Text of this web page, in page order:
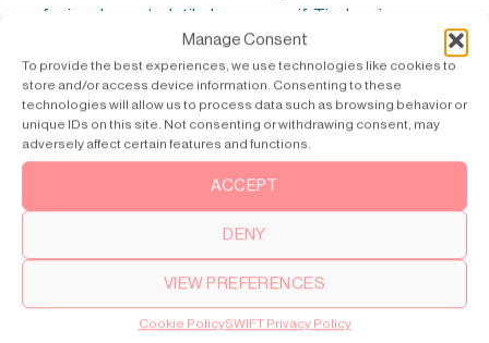
Manage Consent
To provide the best experiences, we use technologies like cookies to
store and/or access device information. Consenting to these
technologies will allow us to process data such as browsing behavior or
unique IDs on this site. Not consenting or withdrawing consent, may
adversely affect certain features and functions.
ACCEPT
DENY
VIEW PREFERENCES
Cookie PolicySWIFT Privacy Policy
profesional yang terlatih dan responsif. Tim kami
berkomitmen memberikan servis berkualitas tinggi, mulai dari
perawatan rutin hingga dukungan teknis, demi memastikan
lift rumah Anda selalu dalam kondisi terbaik.
Selain itu, SWIFT terus meningkatkan performa lift rumah
Anda seiring waktu. Melalui kunjungan servis rutin dan
pembaruan software berkala, lift akan menjadi semakin
nyaman dan efisien untuk digunakan oleh seluruh anggota
keluarga.
Kesimpulan: